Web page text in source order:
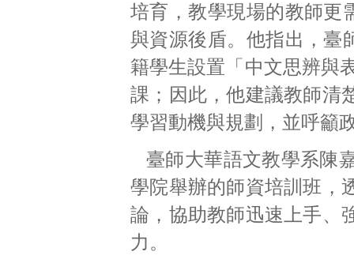
培育，教學現場的教師更
與資源後盾。他指出，臺
籍學生設置「中文思辨與
課；因此，他建議教師清
學習動機與規劃，並呼籲
臺師大華語文教學系陳
學院舉辦的師資培訓班，
論，協助教師迅速上手、
力。